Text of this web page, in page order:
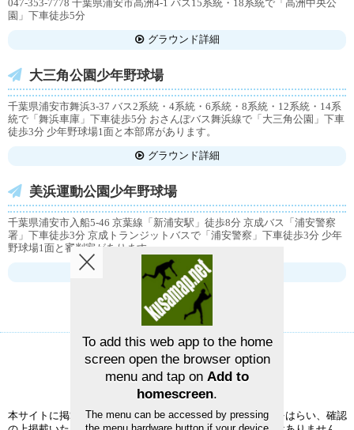
047-353-7778 千葉県浦安市高洲4-1 バス15系統・18系統で「高洲中央公
園」下車徒歩5分
グラウンド詳細
大三角公園少年野球場
千葉県浦安市舞浜3-37 バス2系統・4系統・6系統・8系統・12系統・14系
統で「舞浜車庫」下車徒歩5分 おさんぽバス舞浜線で「大三角公園」下車
徒歩3分 少年野球場1面と本部席があります。
グラウンド詳細
美浜運動公園少年野球場
千葉県浦安市入船5-46 京葉線「新浦安駅」徒歩8分 京成バス「浦安警察
署」下車徒歩3分 京成トランジットバスで「浦安警察」下車徒歩3分 少年
野球場1面と審判室があります。
グラウンド詳細
草野球グラウンドマップ お問い合せ
草野球グラウンドマップ
本サイトに掲載された情報の正確性については、充分注意をはらい、確認
To add this web app to the home
screen open the browser option
menu and tap on Add to
homescreen.
The menu can be accessed by pressing